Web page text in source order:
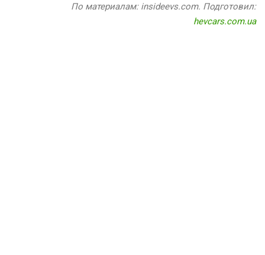
По материалам: insideevs.com. Подготовил:
hevcars.com.ua